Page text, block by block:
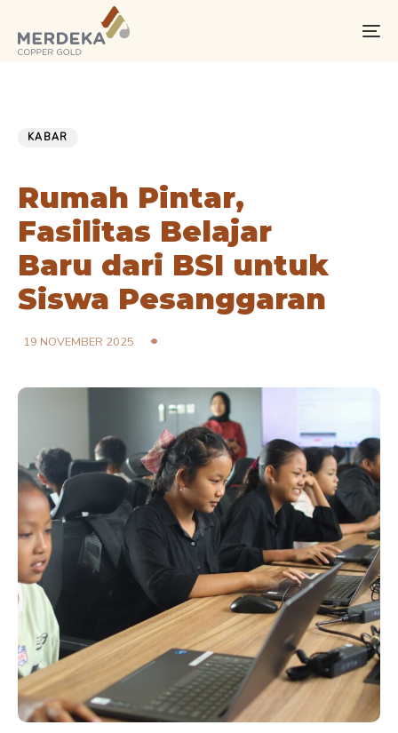
links
primary
KABAR
Rumah Pintar,
Fasilitas Belajar
Baru dari BSI untuk
Siswa Pesanggaran
19 NOVEMBER 2025